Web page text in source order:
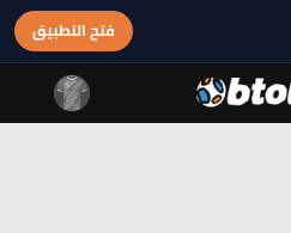
فتح التطبيق